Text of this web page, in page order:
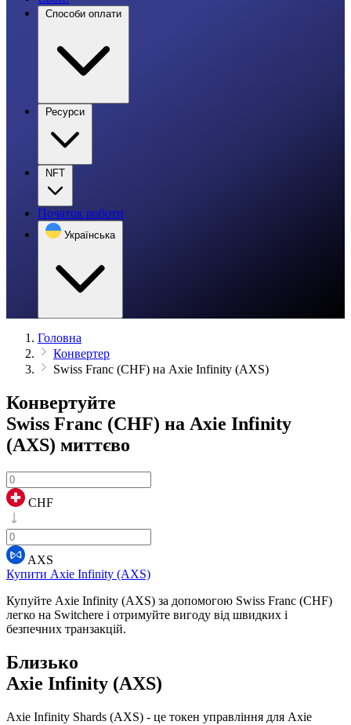
Способи оплати
Ресурси
NFT
Початок роботи
Українська
Головна
Конвертер
Swiss Franc (CHF) на Axie Infinity (AXS)
Конвертуйте
Swiss Franc (CHF) на Axie Infinity
(AXS) миттєво
CHF
AXS
Купити Axie Infinity (AXS)
Купуйте Axie Infinity (AXS) за допомогою Swiss Franc (CHF)
легко на Switchere і отримуйте вигоду від швидких і
безпечних транзакцій.
Близько
Axie Infinity (AXS)
Axie Infinity Shards (AXS) - це токен управління для Axie